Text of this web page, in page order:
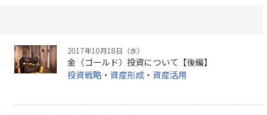
2017年10月18日（水）
金（ゴールド）投資について【後編】
投資戦略 ・ 資産形成 ・ 資産活用